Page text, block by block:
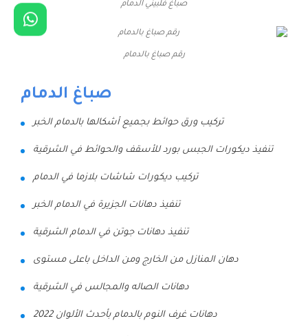
صباغ فلبيني الدمام
رقم صباغ بالدمام
صباغ الدمام
تركيب ورق حوائط بجميع أشكالها بالدمام الخبر
تنفيذ ديكورات الجبس بورد للأسقف والحوائط في الشرقية
تركيب ديكورات شاشات بلازما في الدمام
تنفيذ دهانات الجزيرة في الدمام الخبر
تنفيذ دهانات جوتن في الدمام الشرقية
دهان المنازل من الخارج ومن الداخل باعلى مستوى
دهانات الصاله والمجالس في الشرقية
دهانات غرف النوم بالدمام بأحدث الألوان 2022